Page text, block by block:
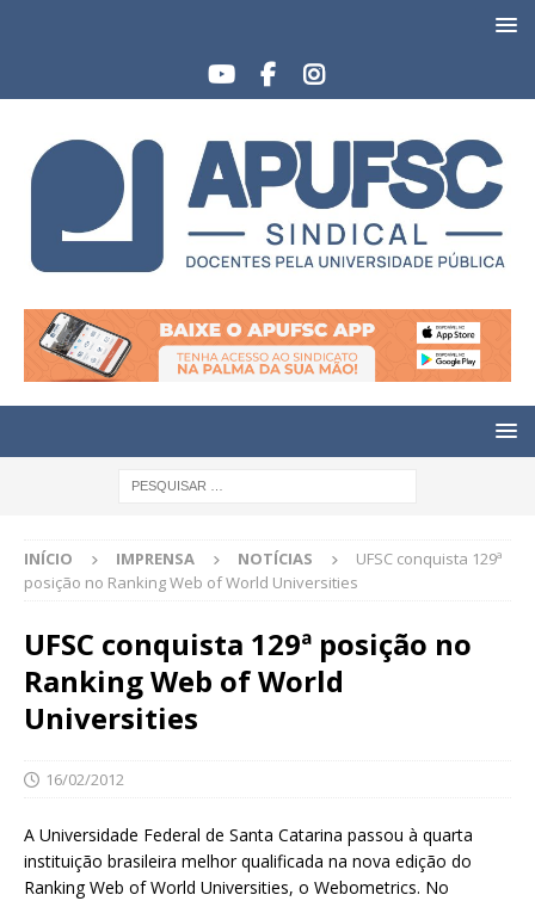
INÍCIO IMPRENSA NOTÍCIAS
UFSC conquista 129ª
posição no Ranking Web of World Universities
UFSC conquista 129ª posição no
Ranking Web of World
Universities
16/02/2012
A Universidade Federal de Santa Catarina passou à quarta
instituição brasileira melhor qualificada na nova edição do
Ranking Web of World Universities, o Webometrics. No